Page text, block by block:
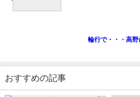
輪行で・・・高野
おすすめの記事